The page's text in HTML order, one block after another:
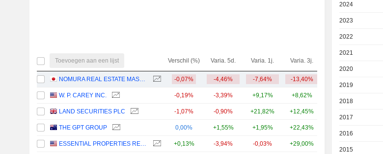
Toevoegen aan een lijst Verschil (%) Varia. 5d. Varia. 1j. Varia. 3j.
NOMURA REAL ESTATE MASTER FUND, INC. -0,07% -4,46% -7,64% -13,40%
W. P. CAREY INC. -0,19% -3,39% +9,17% +8,62%
LAND SECURITIES PLC -1,07% -0,90% +21,82% +12,45%
THE GPT GROUP 0,00% +1,55% +1,95% +22,43%
ESSENTIAL PROPERTIES REALTY TRUST, INC. +0,13% -3,94% -0,03% +29,00%
2024
2023
2022
2021
2020
2019
2018
2017
2016
2015